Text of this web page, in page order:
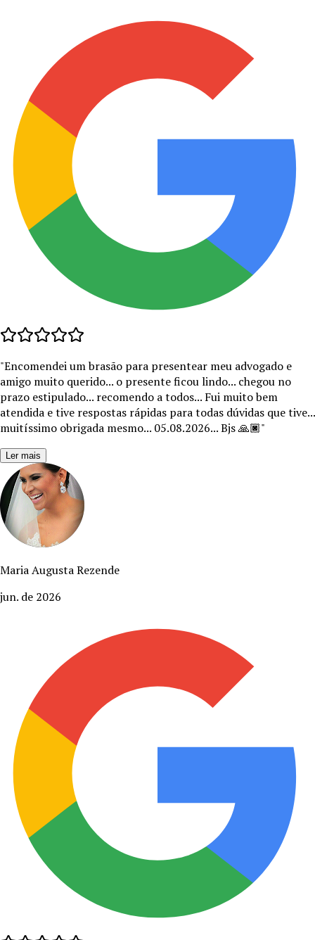
"Encomendei um brasão para presentear meu advogado e
amigo muito querido... o presente ficou lindo... chegou no
prazo estipulado... recomendo a todos... Fui muito bem
atendida e tive respostas rápidas para todas dúvidas que tive...
muitíssimo obrigada mesmo... 05.08.2026... Bjs 🙏🏿"
Ler mais
Maria Augusta Rezende
jun. de 2026